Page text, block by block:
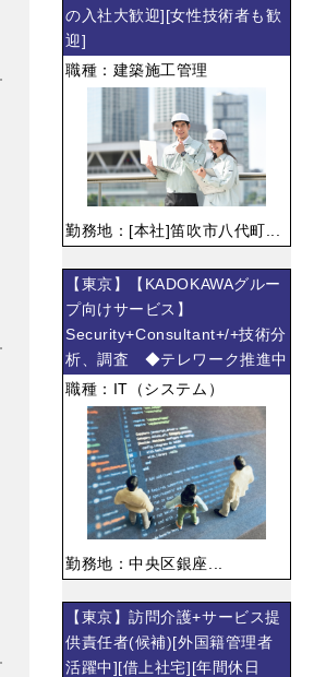
の入社大歓迎][女性技術者も歓
迎]
職種：建築施工管理
勤務地：[本社]笛吹市八代町...
【東京】【KADOKAWAグルー
プ向けサービス】
Security+Consultant+/+技術分
析、調査 ◆テレワーク推進中
職種：IT（システム）
勤務地：中央区銀座...
【東京】訪問介護+サービス提
供責任者(候補)[外国籍管理者
活躍中][借上社宅][年間休日